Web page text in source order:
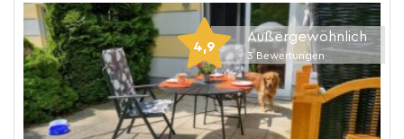
4,9
Außergewöhnlich
3 Bewertungen